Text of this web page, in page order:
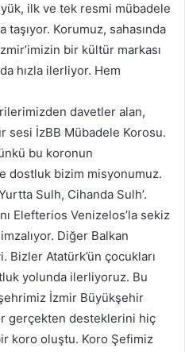
ilk ve tek resmi mübadele
taşıyor. Korumuz, sahasında
bir kültür markası
hızla ilerliyor. Hem
davetler alan,
sesi İzBB Mübadele Korosu.
bu koronun
dostluk bizim misyonumuz.
Sulh, Cihanda Sulh’.
Elefterios Venizelos’la sekiz
Diğer Balkan
Atatürk’ün çocukları
yolunda ilerliyoruz. Bu
İzmir Büyükşehir
gerçekten desteklerini hiç
koro oluştu. Koro Şefimiz